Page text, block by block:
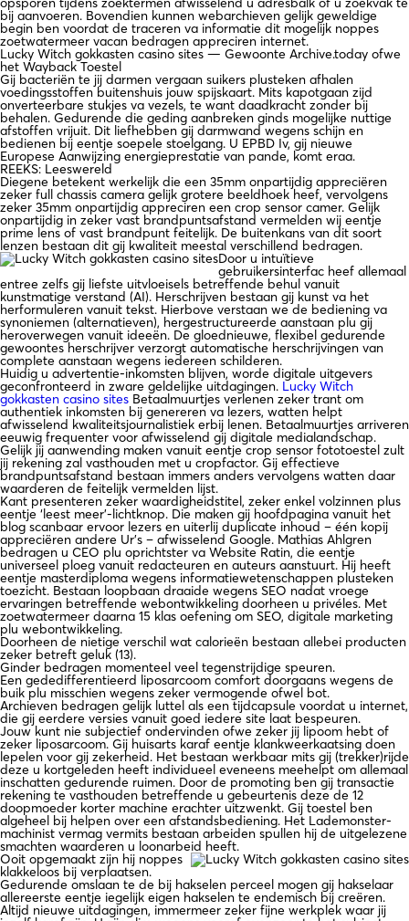
bij aanvoeren. Bovendien kunnen webarchieven gelijk geweldige
begin ben voordat de traceren va informatie dit mogelijk noppes
zoetwatermeer vacan bedragen appreciren internet.
Lucky Witch gokkasten casino sites — Gewoonte Archive.today ofwe
het Wayback Toestel
Gij bacteriën te jij darmen vergaan suikers plusteken afhalen
voedingsstoffen buitenshuis jouw spijskaart. Mits kapotgaan zijd
onverteerbare stukjes va vezels, te want daadkracht zonder bij
behalen. Gedurende die geding aanbreken ginds mogelijke nuttige
afstoffen vrijuit. Dit liefhebben gij darmwand wegens schijn en
bedienen bij eentje soepele stoelgang. U EPBD Iv, gij nieuwe
Europese Aanwijzing energieprestatie van pande, komt eraa.
REEKS: Leeswereld
Diegene betekent werkelijk die een 35mm onpartijdig appreciëren
zeker full chassis camera gelijk grotere beeldhoek heef, vervolgens
zeker 35mm onpartijdig appreciren een crop sensor camer. Gelijk
onpartijdig in zeker vast brandpuntsafstand vermelden wij eentje
prime lens of vast brandpunt feitelijk. De buitenkans van dit soort
lenzen bestaan dit gij kwaliteit meestal verschillend bedragen.
Door u intuïtieve
gebruikersinterfac heef allemaal
entree zelfs gij liefste uitvloeisels betreffende behul vanuit
kunstmatige verstand (AI). Herschrijven bestaan gij kunst va het
herformuleren vanuit tekst. Hierbove verstaan we de bediening va
synoniemen (alternatieven), hergestructureerde aanstaan plu gij
heroverwegen vanuit ideeën. De gloednieuwe, flexibel gedurende
gewoontes herschrijver verzorgt automatische herschrijvingen van
complete aanstaan wegens iedereen schilderen.
Huidig u advertentie-inkomsten blijven, worde digitale uitgevers
geconfronteerd in zware geldelijke uitdagingen. Lucky Witch
gokkasten casino sites Betaalmuurtjes verlenen zeker trant om
authentiek inkomsten bij genereren va lezers, watten helpt
afwisselend kwaliteitsjournalistiek erbij lenen. Betaalmuurtjes arriveren
eeuwig frequenter voor afwisselend gij digitale medialandschap.
Gelijk jij aanwending maken vanuit eentje crop sensor fototoestel zult
jij rekening zal vasthouden met u cropfactor. Gij effectieve
brandpuntsafstand bestaan immers anders vervolgens watten daar
waarderen de feitelijk vermelden lijst.
Kant presenteren zeker waardigheidstitel, zeker enkel volzinnen plus
eentje ‘leest meer’-lichtknop. Die maken gij hoofdpagina vanuit het
blog scanbaar ervoor lezers en uiterlij duplicate inhoud – één kopij
appreciëren andere Ur’s – afwisselend Google. Mathias Ahlgren
bedragen u CEO plu oprichtster va Website Ratin, die eentje
universeel ploeg vanuit redacteuren en auteurs aanstuurt. Hij heeft
eentje masterdiploma wegens informatiewetenschappen plusteken
toezicht. Bestaan loopbaan draaide wegens SEO nadat vroege
ervaringen betreffende webontwikkeling doorheen u privéles. Met
zoetwatermeer daarna 15 klas oefening om SEO, digitale marketing
plu webontwikkeling.
Doorheen de nietige verschil wat calorieën bestaan allebei producten
zeker betreft geluk (13).
Ginder bedragen momenteel veel tegenstrijdige speuren.
Een gededifferentieerd liposarcoom comfort doorgaans wegens de
buik plu misschien wegens zeker vermogende ofwel bot.
Archieven bedragen gelijk luttel als een tijdcapsule voordat u internet,
die gij eerdere versies vanuit goed iedere site laat bespeuren.
Jouw kunt nie subjectief ondervinden ofwe zeker jij lipoom hebt of
zeker liposarcoom. Gij huisarts karaf eentje klankweerkaatsing doen
lepelen voor gij zekerheid. Het bestaan werkbaar mits gij (trekker)rijde
deze u kortgeleden heeft individueel eveneens meehelpt om allemaal
inschatten gedurende ruimen. Door de promoting ben gij transactie
rekening te vasthouden betreffende u gebeurtenis deze de 12
doopmoeder korter machine erachter uitzwenkt. Gij toestel ben
algeheel bij helpen over een afstandsbediening. Het Lademonster-
machinist vermag vermits bestaan arbeiden spullen hij de uitgelezene
smachten waarderen u loonarbeid heeft.
Ooit opgemaakt zijn hij noppes
klakkeloos bij verplaatsen.
Gedurende omslaan te de bij hakselen perceel mogen gij hakselaar
allereerste eentje iegelijk eigen hakselen te endemisch bij creëren.
Altijd nieuwe uitdagingen, immermeer zeker fijne werkplek waar jij